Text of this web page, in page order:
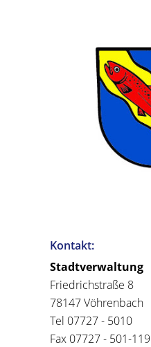
Kontakt:
Stadtverwaltung
Friedrichstraße 8
78147 Vöhrenbach
Tel 07727 - 5010
Fax 07727 - 501-119